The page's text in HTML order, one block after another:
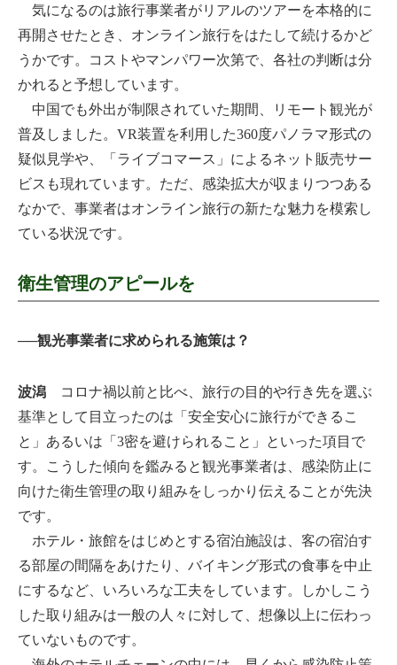
気になるのは旅行事業者がリアルのツアーを本格的に
再開させたとき、オンライン旅行をはたして続けるかど
うかです。コストやマンパワー次第で、各社の判断は分
かれると予想しています。
中国でも外出が制限されていた期間、リモート観光が
普及しました。VR装置を利用した360度パノラマ形式の
疑似見学や、「ライブコマース」によるネット販売サー
ビスも現れています。ただ、感染拡大が収まりつつある
なかで、事業者はオンライン旅行の新たな魅力を模索し
ている状況です。
衛生管理のアピールを
──観光事業者に求められる施策は？
波潟 コロナ禍以前と比べ、旅行の目的や行き先を選ぶ
基準として目立ったのは「安全安心に旅行ができるこ
と」あるいは「3密を避けられること」といった項目で
す。こうした傾向を鑑みると観光事業者は、感染防止に
向けた衛生管理の取り組みをしっかり伝えることが先決
です。
ホテル・旅館をはじめとする宿泊施設は、客の宿泊す
る部屋の間隔をあけたり、バイキング形式の食事を中止
にするなど、いろいろな工夫をしています。しかしこう
した取り組みは一般の人々に対して、想像以上に伝わっ
ていないものです。